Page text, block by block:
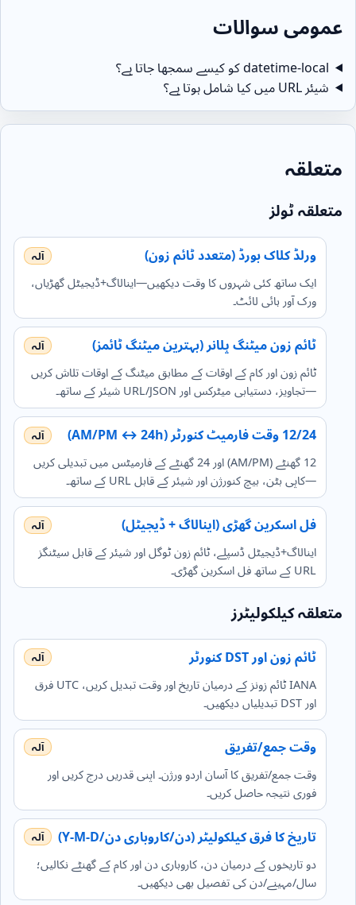
عمومی سوالات
datetime-local کو کیسے سمجھا جاتا ہے؟
شیئر URL میں کیا شامل ہوتا ہے؟
متعلقہ
متعلقہ ٹولز
ورلڈ کلاک بورڈ (متعدد ٹائم زون)
ایک ساتھ کئی شہروں کا وقت دیکھیں—اینالاگ+ڈیجیٹل گھڑیاں،
ورک آور ہائی لائٹ۔
ٹائم زون میٹنگ پلانر (بہترین میٹنگ ٹائمز)
ٹائم زون اور کام کے اوقات کے مطابق میٹنگ کے اوقات تلاش کریں
—تجاویز، دستیابی میٹرکس اور URL/JSON شیئر کے ساتھ۔
12/24 وقت فارمیٹ کنورٹر (AM/PM ↔ 24h)
12 گھنٹے (AM/PM) اور 24 گھنٹے کے فارمیٹس میں تبدیلی کریں
—کاپی بٹن، بیچ کنورژن اور شیئر کے قابل URL کے ساتھ۔
فل اسکرین گھڑی (اینالاگ + ڈیجیٹل)
اینالاگ+ڈیجیٹل ڈسپلے، ٹائم زون ٹوگل اور شیئر کے قابل سیٹنگز
URL کے ساتھ فل اسکرین گھڑی۔
متعلقہ کیلکولیٹرز
ٹائم زون اور DST کنورٹر
IANA ٹائم زونز کے درمیان تاریخ اور وقت تبدیل کریں، UTC فرق
اور DST تبدیلیاں دیکھیں۔
وقت جمع/تفریق
وقت جمع/تفریق کا آسان اردو ورژن۔ اپنی قدریں درج کریں اور
فوری نتیجہ حاصل کریں۔
تاریخ کا فرق کیلکولیٹر (دن/کاروباری دن/Y‑M‑D)
دو تاریخوں کے درمیان دن، کاروباری دن اور کام کے گھنٹے نکالیں؛
سال/مہینے/دن کی تفصیل بھی دیکھیں۔